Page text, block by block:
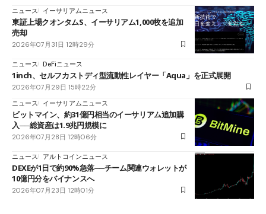
ニュース イーサリアムニュース
東証上場クオンタムS、イーサリアム1,000枚を追加
売却
2026年07月31日 12時29分
ニュース DeFiニュース
1inch、セルフカストディ型流動性レイヤー「Aqua」を正式展開
2026年07月29日 15時22分
ニュース
イーサリアムニュース
ビットマイン、約31億円相当のイーサリアム追加購
入──総資産は1.9兆円規模に
2026年07月28日 12時06分
ニュース アルトコインニュース
DEXEが1日で約90%急落──チーム関連ウォレットが
10億円分をバイナンスへ
2026年07月23日 12時01分